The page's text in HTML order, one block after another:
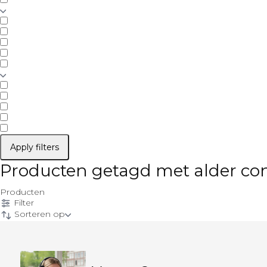
Apply filters
Producten getagd met alder
Producten
Filter
Sorteren op